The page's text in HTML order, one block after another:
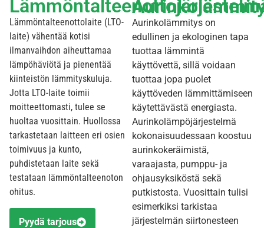
Lämmöntalteenottolaite (LTO-
laite) vähentää kotisi
ilmanvaihdon aiheuttamaa
lämpöhäviötä ja pienentää
kiinteistön lämmityskuluja.
Jotta LTO-laite toimii
moitteettomasti, tulee se
huoltaa vuosittain. Huollossa
tarkastetaan laitteen eri osien
toimivuus ja kunto,
puhdistetaan laite sekä
testataan lämmöntalteenoton
ohitus.
Pyydä tarjous
Aurinkolämmitys on
edullinen ja ekologinen tapa
tuottaa lämmintä
käyttövettä, sillä voidaan
tuottaa jopa puolet
käyttöveden lämmittämiseen
käytettävästä energiasta.
Aurinkolämpöjärjestelmä
kokonaisuudessaan koostuu
aurinkokeräimistä,
varaajasta, pumppu- ja
ohjausyksiköstä sekä
putkistosta. Vuosittain tulisi
esimerkiksi tarkistaa
järjestelmän siirtonesteen